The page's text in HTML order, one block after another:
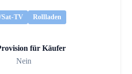
Sat-TV Rollladen
für Käufer
Nein